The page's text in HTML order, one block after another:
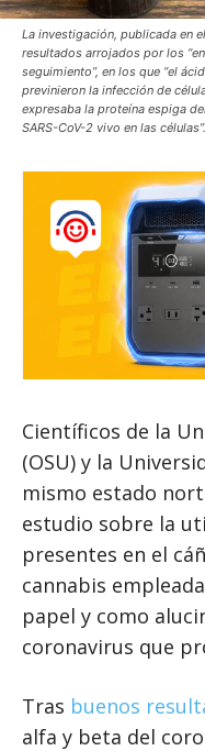
La investigación, publicada en
resultados arrojados por los
seguimiento”, en los que “el
previnieron la infección de
expresaba la proteína espiga
SARS-CoV-2 vivo en las células”.
Científicos de la
(OSU) y la
mismo estado
estudio sobre la
presentes en el
cannabis
papel y como
coronavirus que
Tras buenos
alfa y beta del